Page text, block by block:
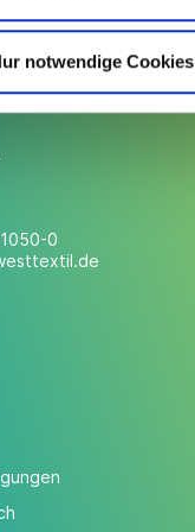
notwendige Cookies
0